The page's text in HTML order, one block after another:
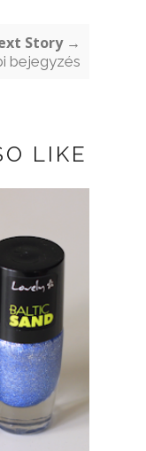
Story →
bejegyzés
LIKE